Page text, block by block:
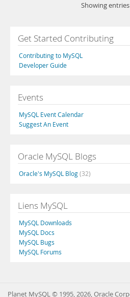
Showing entries
Get Started Contributing
Contributing to MySQL
Developer Guide
Events
MySQL Event Calendar
Suggest An Event
Oracle MySQL Blogs
Oracle's MySQL Blog(32)
Liens MySQL
MySQL Downloads
MySQL Docs
MySQL Bugs
MySQL Forums
Planet MySQL © 1995, 2026, Oracle